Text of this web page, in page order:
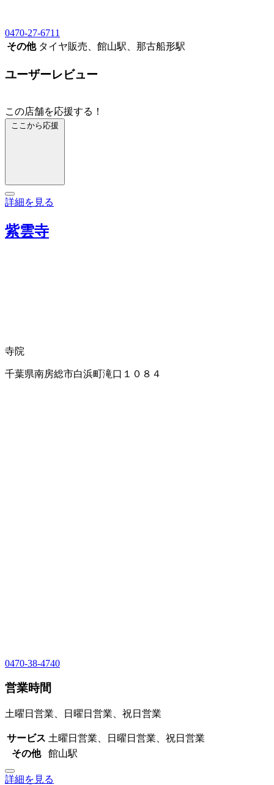
0470-27-6711
その他 タイヤ販売、館山駅、那古船形駅
ユーザーレビュー
この店舗を応援する！
ここから応援
詳細を見る
紫雲寺
寺院
千葉県南房総市白浜町滝口１０８４
0470-38-4740
営業時間
土曜日営業、日曜日営業、祝日営業
サービス 土曜日営業、日曜日営業、祝日営業
その他
館山駅
詳細を見る